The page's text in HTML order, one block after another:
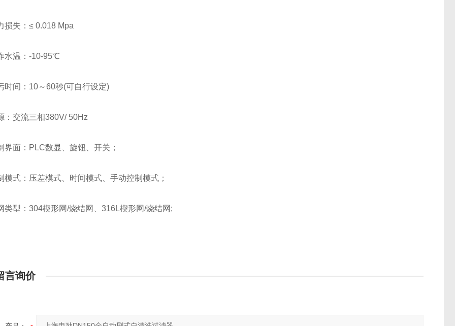
失：≤ 0.018 Mpa
温：-10-95℃
间：10～60秒(可自行设定)
交流三相380V/ 50Hz
面：PLC数显、旋钮、开关；
式：压差模式、时间模式、手动控制模式；
型：304楔形网/烧结网、316L楔形网/烧结网;
言询价